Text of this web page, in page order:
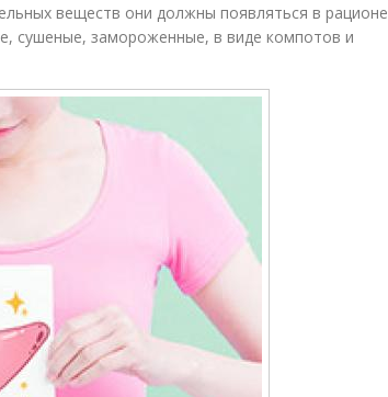
веществ они должны появляться в рационе
сушеные, замороженные, в виде компотов и